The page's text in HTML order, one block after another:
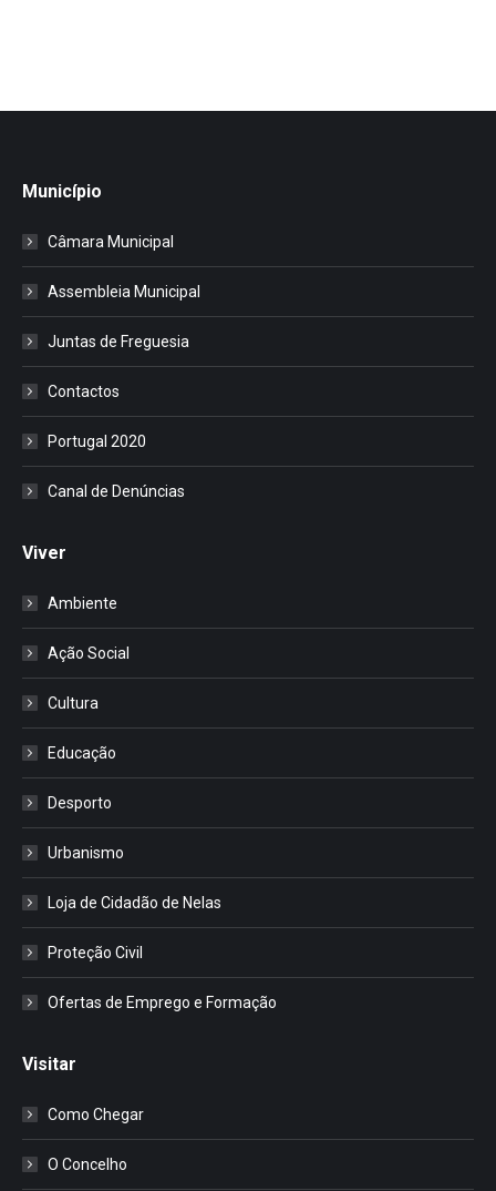
Município
Câmara Municipal
Assembleia Municipal
Juntas de Freguesia
Contactos
Portugal 2020
Canal de Denúncias
Viver
Ambiente
Ação Social
Cultura
Educação
Desporto
Urbanismo
Loja de Cidadão de Nelas
Proteção Civil
Ofertas de Emprego e Formação
Visitar
Como Chegar
O Concelho